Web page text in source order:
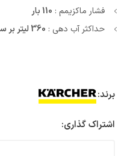
فشار ماکزیمم : 110 بار
حداکثر آب دهی : 360 لیتر بر ساعت
برند:
اشتراک گذاری: